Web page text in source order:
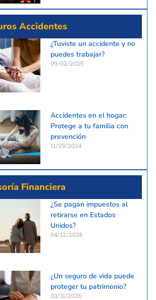
Accidentes
¿Tuviste un accidente y no
puedes trabajar?
09/02/2025
Accidentes en el hogar:
Protege a tu familia con
prevención
11/29/2024
Financiera
¿Se pagan impuestos al
retirarse en Estados
Unidos?
04/12/2026
¿Un seguro de vida puede
proteger tu patrimonio?
03/31/2026